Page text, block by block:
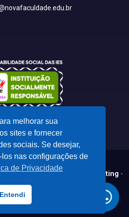
CSC - Comunicação e Marketing -
e direitos autorais pertencem aos seus
proprietários.
melhorar sua
sites e fornecer
sociais. Se desejar,
nas configurações de
de Privacidade
Entendi